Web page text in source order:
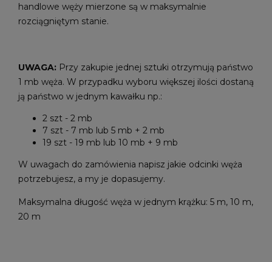
handlowe węży mierzone są w maksymalnie
rozciągniętym stanie.
UWAGA: Przy zakupie jednej sztuki otrzymują państwo
1 mb węża. W przypadku wyboru większej ilości dostaną
ją państwo w jednym kawałku np.:
2 szt - 2 mb
7 szt - 7 mb lub 5 mb + 2 mb
19 szt - 19 mb lub 10 mb + 9 mb
W uwagach do zamówienia napisz jakie odcinki węża
potrzebujesz, a my je dopasujemy.
Maksymalna długość węża w jednym krążku: 5 m, 10 m,
20 m